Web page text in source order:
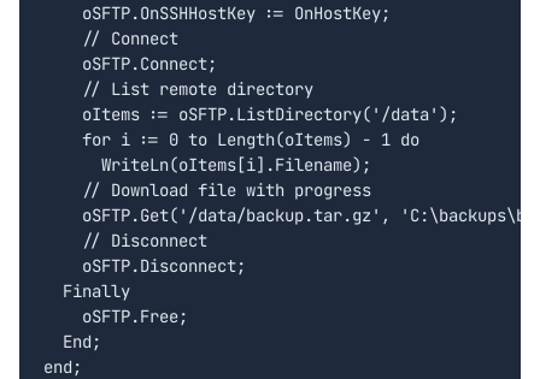
    oSFTP.OnSSHHostKey := OnHostKey;
    // Connect
    oSFTP.Connect;
    // List remote directory
    oItems := oSFTP.ListDirectory('/data');
    for i := 0 to Length(oItems) - 1 do
      WriteLn(oItems[i].Filename);
    // Download file with progress
oSFTP.Get('/data/backup.tar.gz',
    // Disconnect
    oSFTP.Disconnect;
  Finally
    oSFTP.Free;
  End;
end;